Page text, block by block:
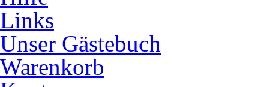
Links
Unser Gästebuch
Warenkorb